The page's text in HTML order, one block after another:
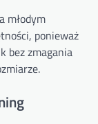
młodym
ponieważ
bez zmagania